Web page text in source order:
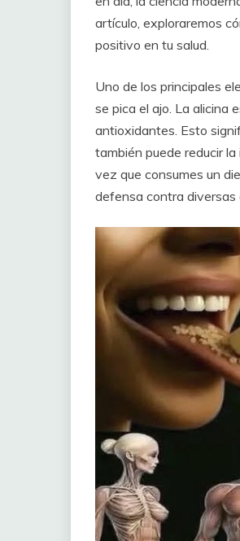
artículo, exploraremos
positivo en tu salud.
Uno de los principales
se pica el ajo. La alicina
antioxidantes. Esto
también puede reducir
vez que consumes un
defensa contra diversas